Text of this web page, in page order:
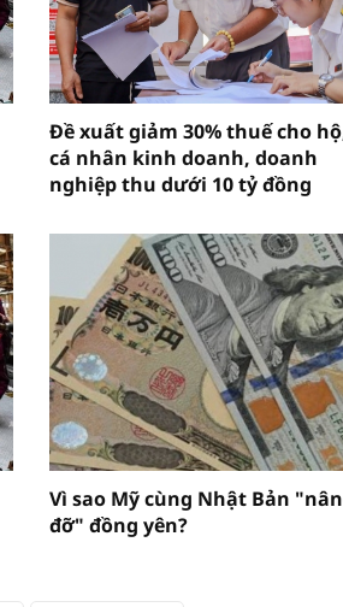
Đề xuất giảm 30% thuế cho
cá nhân kinh doanh, doanh
nghiệp thu dưới 10 tỷ đồng
Vì sao Mỹ cùng Nhật Bản
đỡ" đồng yên?